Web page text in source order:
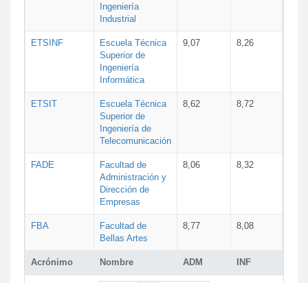
Acrónimo Nombre ADM INF
Ingeniería
Industrial
ETSINF
Escuela Técnica
Superior de
Ingeniería
Informática
9,07 8,26
ETSIT
Escuela Técnica
Superior de
Ingeniería de
Telecomunicación
8,62 8,72
FADE
Facultad de
Administración y
Dirección de
Empresas
8,06 8,32
FBA
Facultad de
Bellas Artes
8,77 8,08